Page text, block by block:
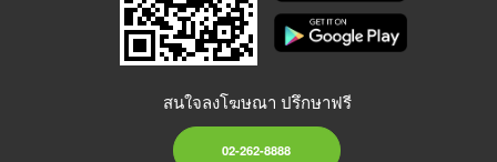
สนใจลงโฆษณา ปรึกษาฟรี
02-262-8888